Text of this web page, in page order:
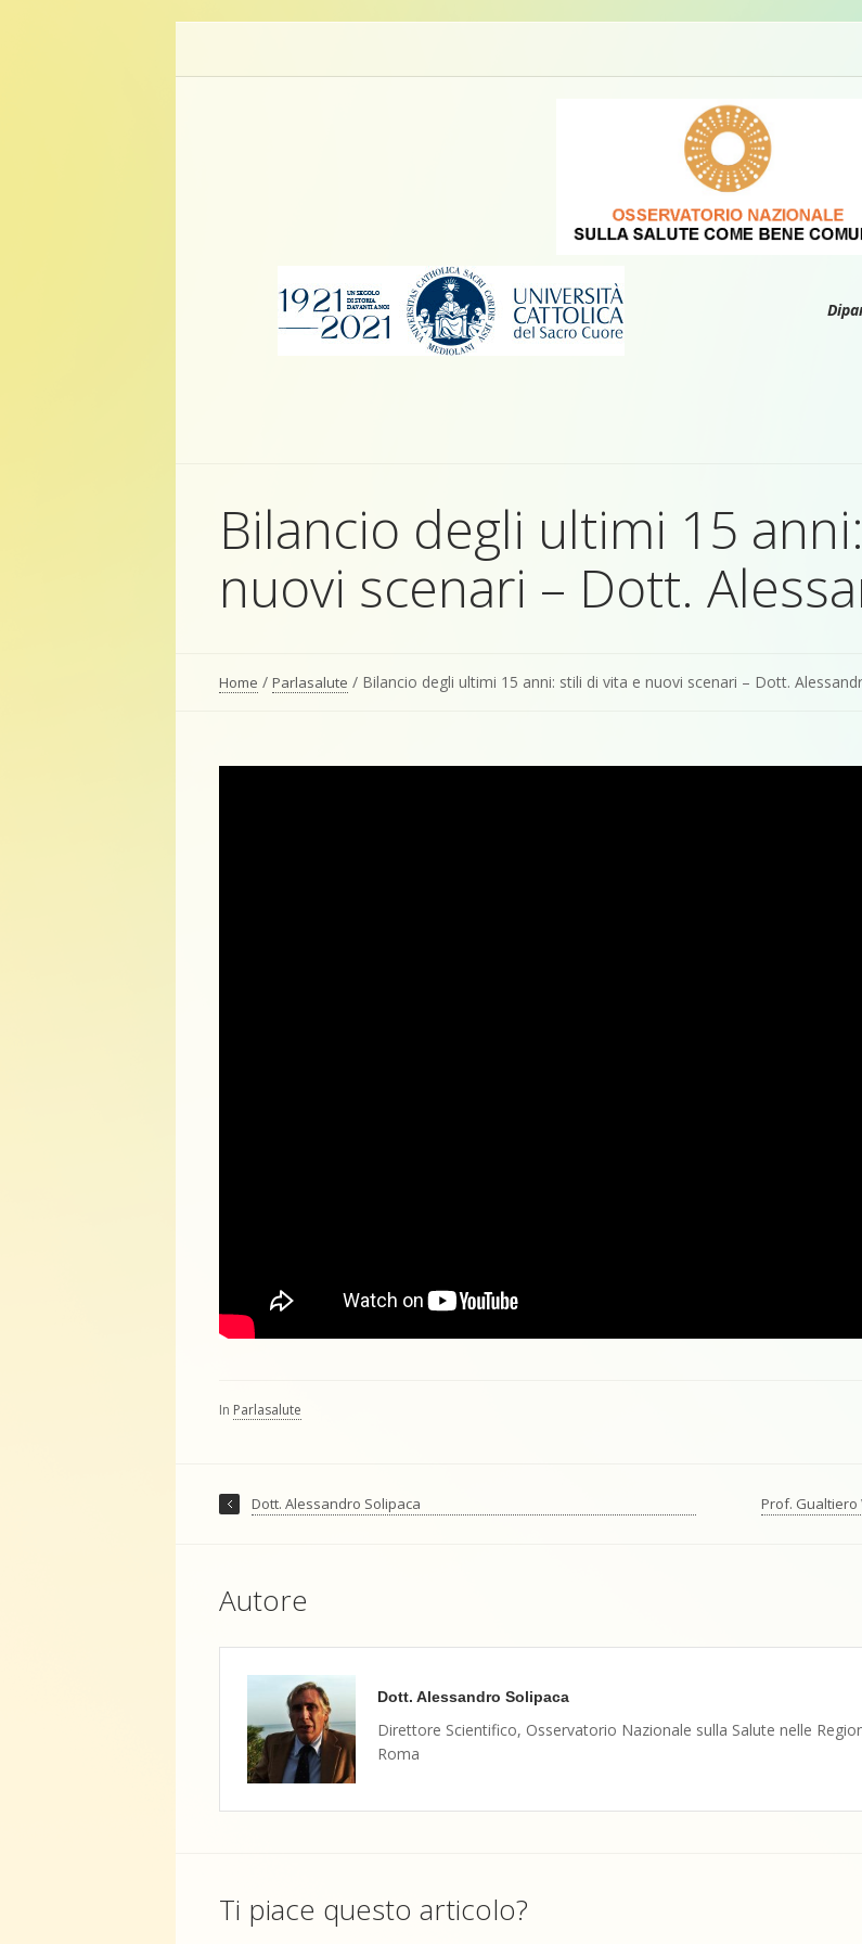
Bilancio degli ultimi 15
nuovi scenari – Dott.
Home / Parlasalute / Bilancio degli ultimi 15 anni: stili di vita e nuovi scenari – Dott.
In Parlasalute
Prof. Gualtiero
Dott. Alessandro Solipaca
Autore
Dott. Alessandro Solipaca
Direttore Scientifico, Osservatorio Nazionale sulla Salute nelle
Roma
Ti piace questo articolo?